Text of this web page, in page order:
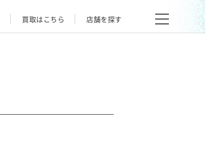
買取はこちら 店舗を探す